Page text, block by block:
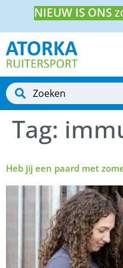
NIEUW IS ONS
Tag:
Heb jij een paard met